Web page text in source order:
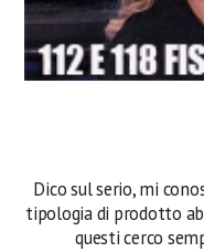
Dico sul serio, mi
tipologia di prodotto
questi cerco